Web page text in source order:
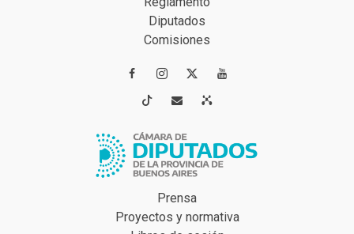
Diputados
Comisiones
 
 
Prensa
Proyectos y normativa